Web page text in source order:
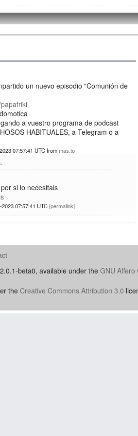
un nuevo episodio "Comunión de
a vuestro programa de podcast
HABITUALES, a Telegram o a
07:57:41 UTCfrommas.to
si lo necesitais
07:57:41 UTC permalink
beta0, available under the GNU Affero
the Creative Commons Attribution 3.0